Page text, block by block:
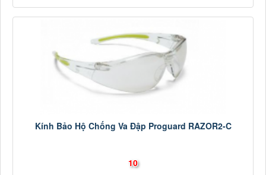
Kính Bảo Hộ Chống Va Đập Proguard RAZOR2-C
10